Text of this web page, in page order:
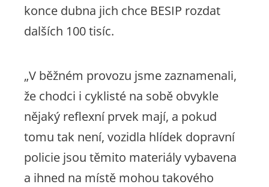
konce dubna jich chce BESIP rozdat
dalších 100 tisíc.
„V běžném provozu jsme zaznamenali,
že chodci i cyklisté na sobě obvykle
nějaký reflexní prvek mají, a pokud
tomu tak není, vozidla hlídek dopravní
policie jsou těmito materiály vybavena
a ihned na místě mohou takového